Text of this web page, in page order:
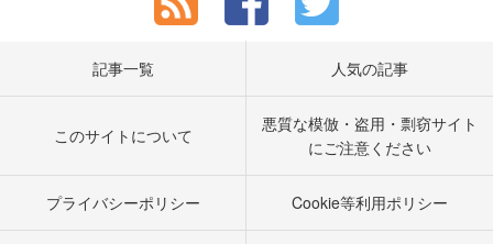
記事一覧 人気の記事
このサイトについて
悪質な模倣・盗用・剽窃サイト
にご注意ください
プライバシーポリシー Cookie等利用ポリシー